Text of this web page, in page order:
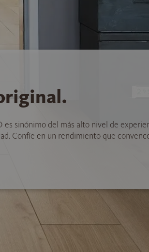
es sinónimo del más alto nivel de
Confíe en un rendimiento que